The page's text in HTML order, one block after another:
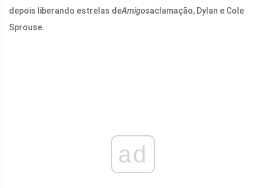
depois liberando estrelas deAmigosaclamação, Dylan e Cole
Sprouse.
ad